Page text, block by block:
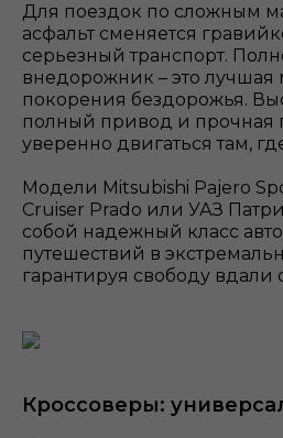
Для поездок по сложным
асфальт сменяется
серьезный транспорт.
внедорожник – это
покорения бездорожья.
полный привод и прочная
уверенно двигаться там,
Модели Mitsubishi Pajero
Cruiser Prado или УАЗ
собой надежный класс
путешествий в
гарантируя свободу
Кроссоверы: